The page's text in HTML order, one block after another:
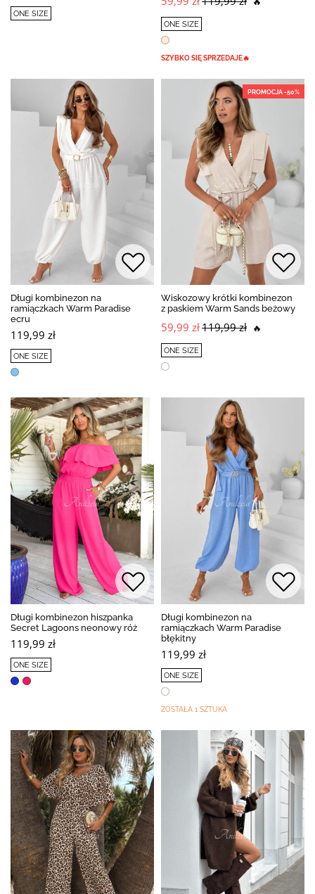
ONE SIZE
ONE SIZE
SZYBKO SIĘ SPRZEDAJE🔥
Długi kombinezon na
ramiączkach Warm Paradise
ecru
119,99 zł
ONE SIZE
PROMOCJA -50%
Wiskozowy krótki kombinezon
z paskiem Warm Sands beżowy
59,99 zł119,99 zł 🔥
ONE SIZE
Długi kombinezon hiszpanka
Secret Lagoons neonowy róż
119,99 zł
ONE SIZE
Długi kombinezon na
ramiączkach Warm Paradise
błękitny
119,99 zł
ONE SIZE
ZOSTAŁA 1 SZTUKA